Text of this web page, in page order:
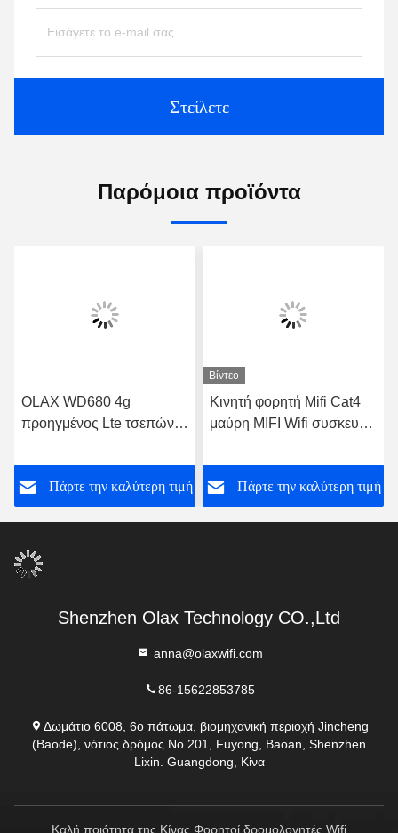
Στείλετε
Παρόμοια προϊόντα
OLAX WD680 4g
προηγμένος Lte τσεπών
Wifi δρομολογητών
φορητός κινητός
Πάρτε την καλύτερη τιμή
Βίντεο
Κινητή φορητή Mifi Cat4
μαύρη MIFI Wifi συσκευή
MF982
Πάρτε την καλύτερη τιμή
Shenzhen Olax Technology CO.,Ltd
anna@olaxwifi.com
86-15622853785
Δωμάτιο 6008, 6ο πάτωμα, βιομηχανική περιοχή Jincheng
(Baode), νότιος δρόμος No.201, Fuyong, Baoan, Shenzhen
Lixin. Guangdong, Κίνα
Καλή ποιότητα της Κίνας Φορητοί δρομολογητές Wifi